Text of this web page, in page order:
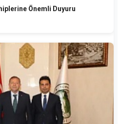
Önemli Duyuru